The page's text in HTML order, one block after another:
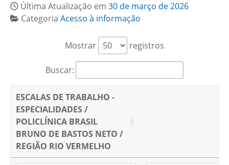
Última Atualização em 30 de março de 2026
Categoria Acesso à informação
Mostrar registros
Buscar:
ESCALAS DE TRABALHO -
ESPECIALIDADES /
POLICLÍNICA BRASIL
BRUNO DE BASTOS NETO /
REGIÃO RIO VERMELHO